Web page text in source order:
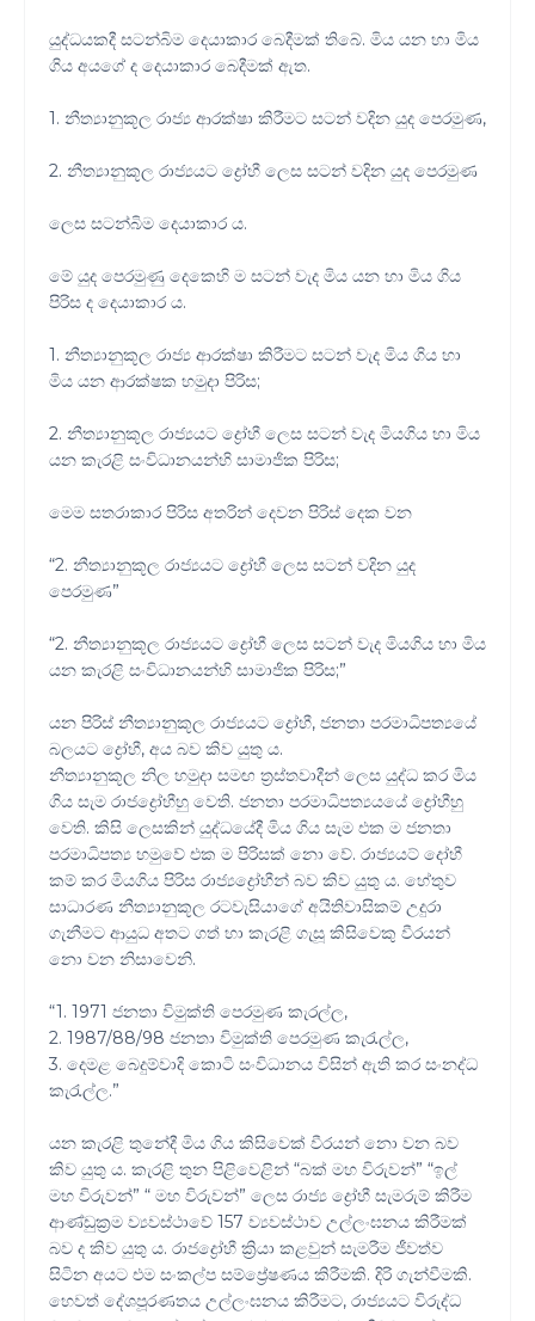
යුද්ධයකදී සටන්බිම දෙයාකාර බෙදීමක් තිබේ. මිය යන හා මිය
ගිය අයගේ ද දෙයාකාර බෙදීමක් ඇත.
1. නීත්‍යානුකූල රාජ්‍ය ආරක්ෂා කිරීමට සටන් වදින යුද පෙරමුණ,
2. නීත්‍යානුකූල රාජ්‍යයට ද්‍රෝහී ලෙස සටන් වදින යුද පෙරමුණ
ලෙස සටන්බිම දෙයාකාර ය.
මේ යුද පෙරමුණු දෙකෙහි ම සටන් වැද මිය යන හා මිය ගිය
පිරිස ද දෙයාකාර ය.
1. නීත්‍යානුකූල රාජ්‍ය ආරක්ෂා කිරීමට සටන් වැද මිය ගිය හා
මිය යන ආරක්ෂක හමුදා පිරිස;
2. නීත්‍යානුකූල රාජ්‍යයට ද්‍රෝහී ලෙස සටන් වැද මියගිය හා මිය
යන කැරළි සංවිධානයන්හි සාමාජික පිරිස;
මෙම සතරාකාර පිරිස අතරින් දෙවන පිරිස් දෙක වන
“2. නීත්‍යානුකූල රාජ්‍යයට ද්‍රෝහී ලෙස සටන් වදින යුද
පෙරමුණ”
“2. නීත්‍යානුකූල රාජ්‍යයට ද්‍රෝහී ලෙස සටන් වැද මියගිය හා මිය
යන කැරළි සංවිධානයන්හි සාමාජික පිරිස;”
යන පිරිස් නීත්‍යානුකූල රාජ්‍යයට ද්‍රෝහී, ජනතා පරමාධිපත්‍යයේ
බලයට ද්‍රෝහී, අය බව කිව යුතු ය.
නීත්‍යානුකූල නිල හමුදා සමඟ ත්‍රස්තවාදීන් ලෙස යුද්ධ කර මිය
ගිය සැම රාජද්‍රෝහීහු වෙති. ජනතා පරමාධිපත්‍යයයේ ද්‍රෝහීහු
වෙති. කිසි ලෙසකින් යුද්ධයේදී මිය ගිය සැම එක ම ජනතා
පරමාධිපත්‍ය හමුවේ එක ම පිරිසක් නො වේ. රාජ්‍යයට් දෝහී
කම් කර මියගිය පිරිස රාජ්‍යද්‍රෝහීන් බව කිව යුතු ය. හේතුව
සාධාරණ නීත්‍යානුකූල රටවැසියාගේ අයිතිවාසිකම් උදුරා
ගැනීමට ආයුධ අතට ගත් හා කැරළි ගැසූ කිසිවෙකු වීරයන්
නො වන නිසාවෙනි.
“1. 1971 ජනතා විමුක්ති පෙරමුණ කැරල්ල,
2. 1987/88/98 ජනතා විමුක්ති පෙරමුණ කැරැල්ල,
3. දෙමළ බෙදුම්වාදි කොටි සංවිධානය විසින් ඇති කර සංනද්ධ
කැරැල්ල.”
යන කැරළි තුනේදී මිය ගිය කිසිවෙක් වීරයන් නො වන බව
කිව යුතු ය. කැරළි තුන පිළිවෙළින් “බක් මහ විරුවන්” “ඉල්
මහ විරුවන්” “ මහ විරුවන්” ලෙස රාජ්‍ය ද්‍රෝහී සැමරුම් කිරීම
ආණ්ඩුක්‍රම ව්‍යවස්ථාවේ 157 ව්‍යවස්ථාව උල්ලංඝනය කිරීමක්
බව ද කිව යුතු ය. රාජද්‍රෝහී ක්‍රියා කළවුන් සැමරීම ජීවත්ව
සිටින අයට එම සංකල්ප සම්ප්‍රේෂණය කිරීමකි. දිරි ගැන්වීමකි.
හෙවත් දේශපූරණතය උල්ලංඝනය කිරීමට, රාජ්‍යයට විරුද්ධ